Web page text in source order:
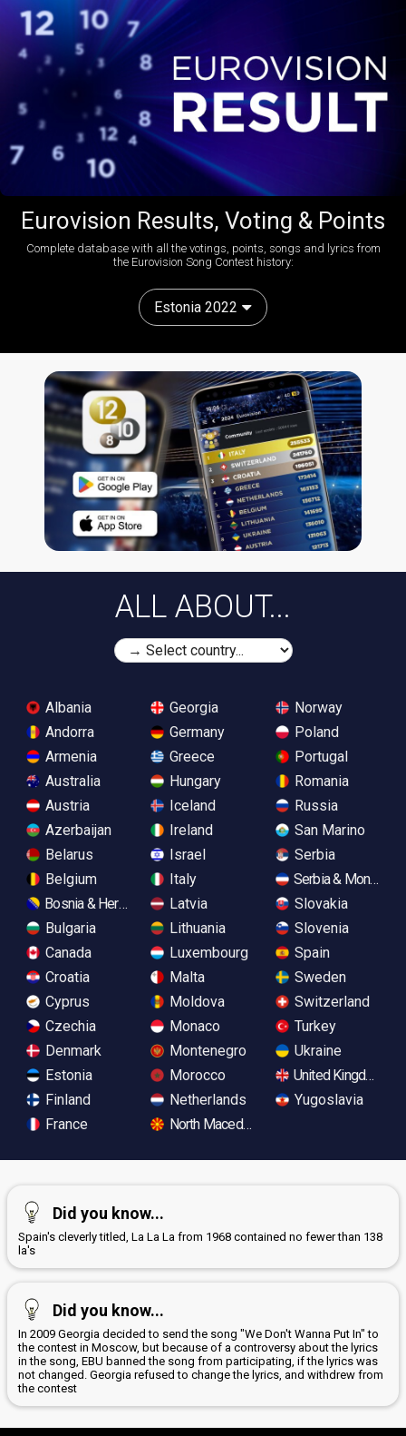
Eurovision Results, Voting & Points
Complete database with all the votings, points, songs and lyrics from
the Eurovision Song Contest history:
Estonia 2022
ALL ABOUT...
Albania
Andorra
Armenia
Australia
Austria
Azerbaijan
Belarus
Belgium
Bosnia & Herzegovina
Bulgaria
Canada
Croatia
Cyprus
Czechia
Denmark
Estonia
Finland
France
Georgia
Germany
Greece
Hungary
Iceland
Ireland
Israel
Italy
Latvia
Lithuania
Luxembourg
Malta
Moldova
Monaco
Montenegro
Morocco
Netherlands
North Macedonia
Norway
Poland
Portugal
Romania
Russia
San Marino
Serbia
Serbia &
Slovakia
Slovenia
Spain
Sweden
Switzerland
Turkey
Ukraine
United Kingdom
Yugoslavia
Did you know...
Spain's cleverly titled, La La La from 1968 contained no fewer than 138
la's
Did you know...
In 2009 Georgia decided to send the song "We Don't Wanna Put In" to
the contest in Moscow, but because of a controversy about the lyrics
in the song, EBU banned the song from participating, if the lyrics was
not changed. Georgia refused to change the lyrics, and withdrew from
the contest